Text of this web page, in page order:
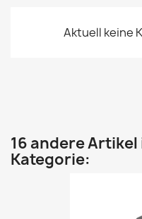
Aktuell keine
16 andere
Kategorie: